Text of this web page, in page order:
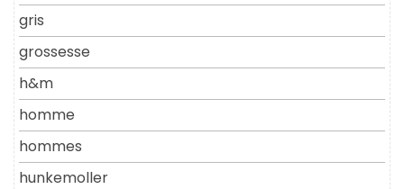
gris
grossesse
h&m
homme
hommes
hunkemoller